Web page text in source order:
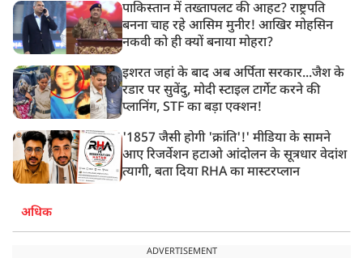
पाकिस्तान में तख्तापलट की आहट? राष्ट्रपति
बनना चाह रहे आसिम मुनीर! आखिर मोहसिन
नकवी को ही क्यों बनाया मोहरा?
इशरत जहां के बाद अब अर्पिता सरकार...जैश के
रडार पर सुवेंदु, मोदी स्टाइल टार्गेट करने की
प्लानिंग, STF का बड़ा एक्शन!
'1857 जैसी होगी 'क्रांति'!' मीडिया के सामने
आए रिजर्वेशन हटाओ आंदोलन के सूत्रधार वेदांश
त्यागी, बता दिया RHA का मास्टरप्लान
अधिक
ADVERTISEMENT